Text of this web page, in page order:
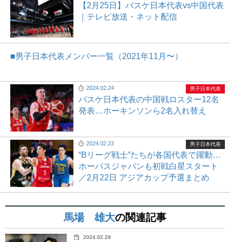
【2月25日】バスケ日本代表vs中国代表
｜テレビ放送・ネット配信
■男子日本代表メンバー一覧（2021年11月〜）
2024.02.24
バスケ日本代表の中国戦ロスター12名
発表…ホーキンソンら2名入れ替え
男子日本代表
2024.02.23
“Bリーグ戦士”たちが各国代表で躍動…
ホーバスジャパンも初戦白星スタート
／2月22日 アジアカップ予選まとめ
男子日本代表
馬場 雄大の関連記事
2024.02.29